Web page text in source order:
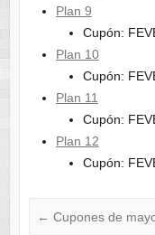
Plan 9
Cupón:
Plan 10
Cupón:
Plan 11
Cupón:
Plan 12
Cupón:
← Cupones de